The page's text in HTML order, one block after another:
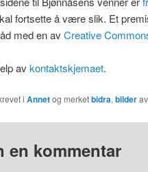
fortsette å være slik. Et
med en av Creative
av kontaktskjemaet.
i Annetog merketbidra, bilderav
en kommentar